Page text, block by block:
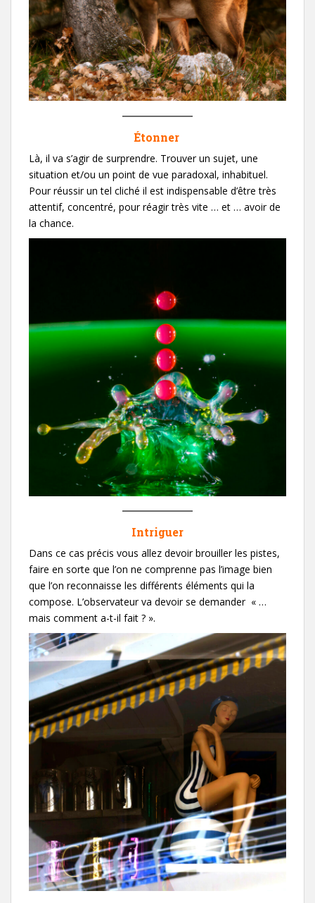
Étonner
Là, il va s’agir de surprendre. Trouver un sujet, une
situation et/ou un point de vue paradoxal, inhabituel.
Pour réussir un tel cliché il est indispensable d’être très
attentif, concentré, pour réagir très vite … et … avoir de
la chance.
Intriguer
Dans ce cas précis vous allez devoir brouiller les pistes,
faire en sorte que l’on ne comprenne pas l’image bien
que l’on reconnaisse les différents éléments qui la
compose. L’observateur va devoir se demander « …
mais comment a-t-il fait ? ».